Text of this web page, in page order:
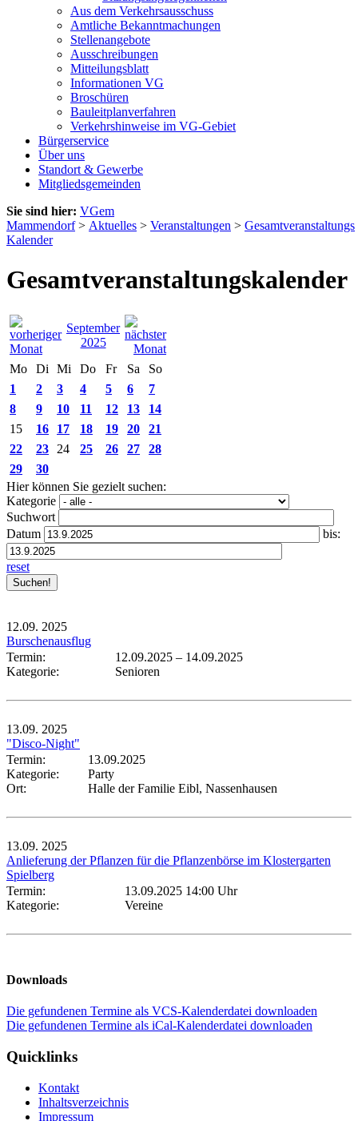
Aus dem Verkehrsausschuss
Amtliche Bekanntmachungen
Stellenangebote
Ausschreibungen
Mitteilungsblatt
Informationen VG
Broschüren
Bauleitplanverfahren
Verkehrshinweise im VG-Gebiet
Bürgerservice
Über uns
Standort & Gewerbe
Mitgliedsgemeinden
Sie sind hier: VGem
Mammendorf> Aktuelles > Veranstaltungen > Gesamtveranstaltungs
Kalender
Gesamtveranstaltungskalender
September
2025
Mo
Di Mi Do Fr Sa
So
1
2 3 4 5 6
7
8
9 10 11 12 13
14
15
16 17 18 19 20
21
22
23 24 25 26 27
28
29
30
Hier können Sie gezielt suchen:
Kategorie
Suchwort
Datum
bis:
reset
12.09. 2025
Burschenausflug
Termin:
12.09.2025 – 14.09.2025
Kategorie:
Senioren
13.09. 2025
"Disco-Night"
Termin:
13.09.2025
Kategorie:
Party
Ort:
Halle der Familie Eibl, Nassenhausen
13.09. 2025
Anlieferung der Pflanzen für die Pflanzenbörse im Klostergarten
Spielberg
Termin:
13.09.2025 14:00 Uhr
Kategorie:
Vereine
Downloads
Die gefundenen Termine als VCS-Kalenderdatei downloaden
Die gefundenen Termine als iCal-Kalenderdatei downloaden
Quicklinks
Kontakt
Inhaltsverzeichnis
Impressum